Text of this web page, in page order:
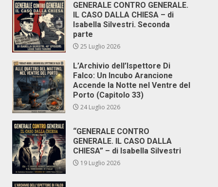
GENERALE CONTRO GENERALE.
IL CASO DALLA CHIESA – di
Isabella Silvestri. Seconda
parte
25 Luglio 2026
L’Archivio dell’Ispettore Di
Falco: Un Incubo Arancione
Accende la Notte nel Ventre del
Porto (Capitolo 33)
24 Luglio 2026
“GENERALE CONTRO
GENERALE. IL CASO DALLA
CHIESA” – di Isabella Silvestri
19 Luglio 2026